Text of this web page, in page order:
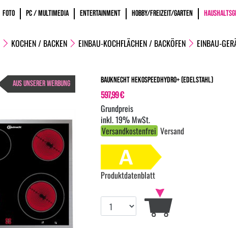
FOTO PC / MULTIMEDIA ENTERTAINMENT HOBBY/FREIZEIT/GARTEN
KOCHEN / BACKEN EINBAU-KOCHFLÄCHEN / BACKÖFEN EINBAU-
AUS UNSERER WERBUNG Bauknecht HekoSpeedHydro+ (edelstahl)
597,99 €
inkl. 19% MwSt.
Versandkostenfrei Versand
Produktdatenblatt